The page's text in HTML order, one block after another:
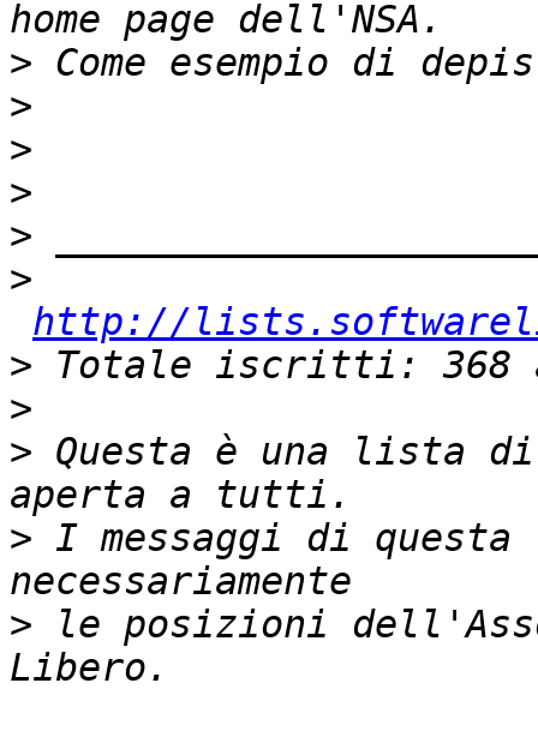
>
>
>
>
>
>
http://
>
>
> Questa è una lista
> I messaggi di
> le posizioni